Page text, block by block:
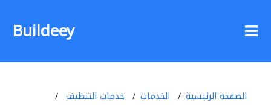
Buildeey
الصفحة الرئيسية الخدمات
خدمات التنظيف